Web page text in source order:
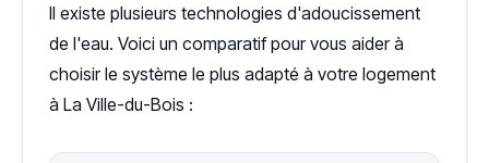
Il existe plusieurs technologies d'adoucissement
de l'eau. Voici un comparatif pour vous aider à
choisir le système le plus adapté à votre logement
à La Ville-du-Bois :